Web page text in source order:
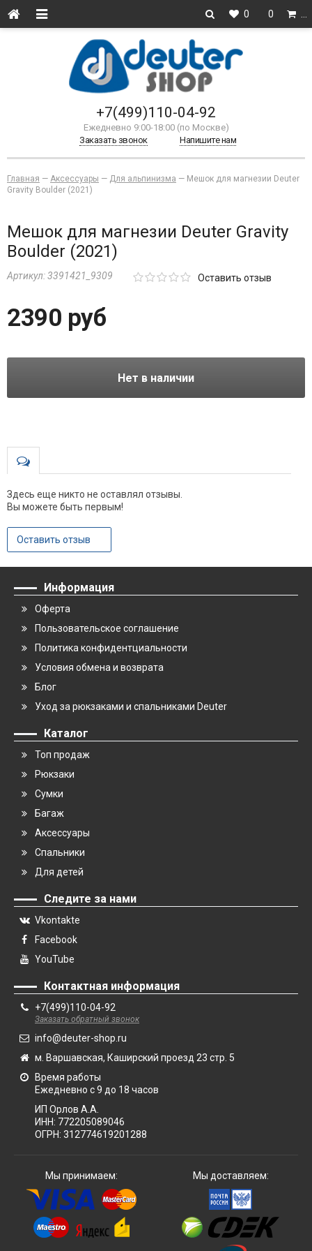
0 0
+7(499)110-04-92
Ежедневно 9:00-18:00 (по Москве)
Заказать звонок
Напишите нам
Главная — Аксессуары — Для альпинизма — Мешок для магнезии Deuter
Gravity Boulder (2021)
Мешок для магнезии Deuter Gravity
Boulder (2021)
Артикул:3391421_9309 Оставить отзыв
2390 руб
Нет в наличии
Здесь еще никто не оставлял отзывы.
Вы можете быть первым!
Оставить отзыв
Информация
Оферта
Пользовательское соглашение
Политика конфидентциальности
Условия обмена и возврата
Блог
Уход за рюкзаками и спальниками Deuter
Каталог
Топ продаж
Рюкзаки
Сумки
Багаж
Аксессуары
Спальники
Для детей
Следите за нами
Vkontakte
Facebook
YouTube
Контактная информация
+7(499)110-04-92
Заказать обратный звонок
info@deuter-shop.ru
м. Варшавская, Каширский проезд 23 стр. 5
Время работы
Ежедневно с 9 до 18 часов
ИП Орлов А.А.
ИНН: 772205089046
ОГРН: 312774619201288
Мы принимаем: Мы доставляем: